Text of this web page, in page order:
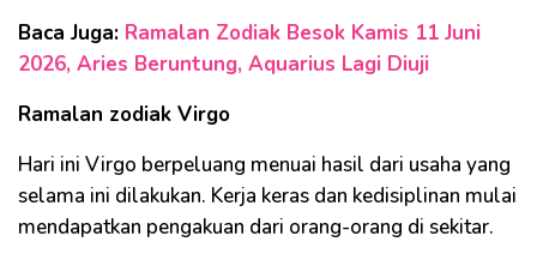
Baca Juga: Ramalan Zodiak Besok Kamis 11 Juni
2026, Aries Beruntung, Aquarius Lagi Diuji
Ramalan zodiak Virgo
Hari ini Virgo berpeluang menuai hasil dari usaha yang
selama ini dilakukan. Kerja keras dan kedisiplinan mulai
mendapatkan pengakuan dari orang-orang di sekitar.